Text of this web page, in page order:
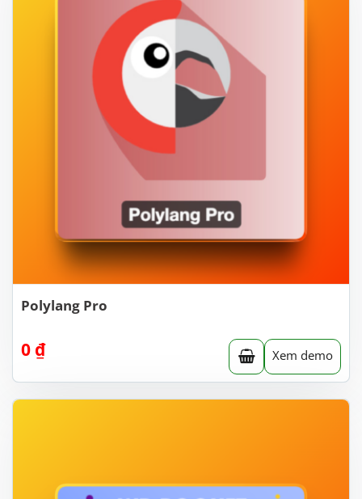
Polylang Pro
0 ₫ Xem demo